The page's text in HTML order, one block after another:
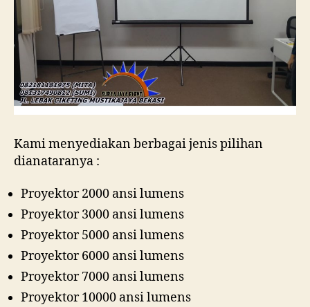
Kami menyediakan berbagai jenis pilihan
dianataranya :
Proyektor 2000 ansi lumens
Proyektor 3000 ansi lumens
Proyektor 5000 ansi lumens
Proyektor 6000 ansi lumens
Proyektor 7000 ansi lumens
Proyektor 10000 ansi lumens